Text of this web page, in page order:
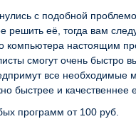
с подобной
решить её, тогда вам
компьютера настоящим
смогут очень быстро
все необходимые
быстрее и качественнее
программ от 100 руб.